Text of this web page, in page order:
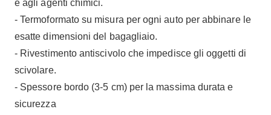
e agli agenti chimici.
- Termoformato su misura per ogni auto per abbinare le
esatte dimensioni del bagagliaio.
- Rivestimento antiscivolo che impedisce gli oggetti di
scivolare.
- Spessore bordo (3-5 cm) per la massima durata e
sicurezza